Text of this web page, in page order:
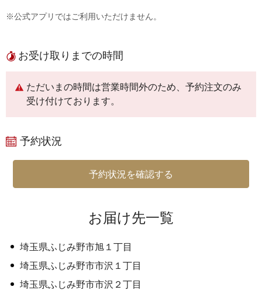
※公式アプリではご利用いただけません。
お受け取りまでの時間
ただいまの時間は営業時間外のため、予約注文のみ
受け付けております。
予約状況
予約状況を確認する
お届け先一覧
埼玉県ふじみ野市旭１丁目
埼玉県ふじみ野市市沢１丁目
埼玉県ふじみ野市市沢２丁目